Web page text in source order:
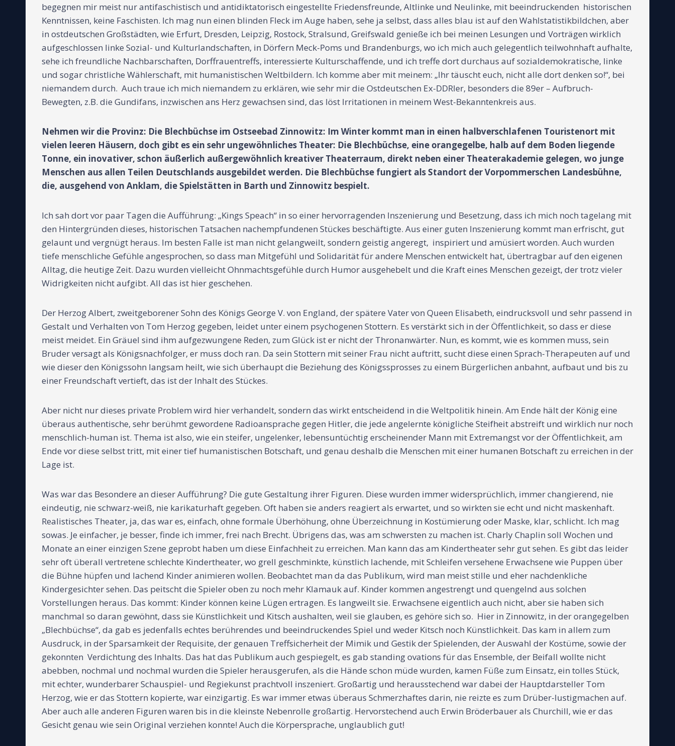
begegnen mir meist nur antifaschistisch und antidiktatorisch eingestellte Friedensfreunde, Altlinke und Neulinke, mit beeindruckenden historischen
Kenntnissen, keine Faschisten. Ich mag nun einen blinden Fleck im Auge haben, sehe ja selbst, dass alles blau ist auf den Wahlstatistikbildchen, aber
in ostdeutschen Großstädten, wie Erfurt, Dresden, Leipzig, Rostock, Stralsund, Greifswald genieße ich bei meinen Lesungen und Vorträgen wirklich
aufgeschlossen linke Sozial- und Kulturlandschaften, in Dörfern Meck-Poms und Brandenburgs, wo ich mich auch gelegentlich teilwohnhaft aufhalte,
sehe ich freundliche Nachbarschaften, Dorffrauentreffs, interessierte Kulturschaffende, und ich treffe dort durchaus auf sozialdemokratische, linke
und sogar christliche Wählerschaft, mit humanistischen Weltbildern. Ich komme aber mit meinem: „Ihr täuscht euch, nicht alle dort denken so!“, bei
niemandem durch. Auch traue ich mich niemandem zu erklären, wie sehr mir die Ostdeutschen Ex-DDRler, besonders die 89er – Aufbruch-
Bewegten, z.B. die Gundifans, inzwischen ans Herz gewachsen sind, das löst Irritationen in meinem West-Bekanntenkreis aus.
Nehmen wir die Provinz: Die Blechbüchse im Ostseebad Zinnowitz: Im Winter kommt man in einen halbverschlafenen Touristenort mit
vielen leeren Häusern, doch gibt es ein sehr ungewöhnliches Theater: Die Blechbüchse, eine orangegelbe, halb auf dem Boden liegende
Tonne, ein inovativer, schon äußerlich außergewöhnlich kreativer Theaterraum, direkt neben einer Theaterakademie gelegen, wo junge
Menschen aus allen Teilen Deutschlands ausgebildet werden. Die Blechbüchse fungiert als Standort der Vorpommerschen Landesbühne,
die, ausgehend von Anklam, die Spielstätten in Barth und Zinnowitz bespielt.
Ich sah dort vor paar Tagen die Aufführung: „Kings Speach“ in so einer hervorragenden Inszenierung und Besetzung, dass ich mich noch tagelang mit
den Hintergründen dieses, historischen Tatsachen nachempfundenen Stückes beschäftigte. Aus einer guten Inszenierung kommt man erfrischt, gut
gelaunt und vergnügt heraus. Im besten Falle ist man nicht gelangweilt, sondern geistig angeregt, inspiriert und amüsiert worden. Auch wurden
tiefe menschliche Gefühle angesprochen, so dass man Mitgefühl und Solidarität für andere Menschen entwickelt hat, übertragbar auf den eigenen
Alltag, die heutige Zeit. Dazu wurden vielleicht Ohnmachtsgefühle durch Humor ausgehebelt und die Kraft eines Menschen gezeigt, der trotz vieler
Widrigkeiten nicht aufgibt. All das ist hier geschehen.
Der Herzog Albert, zweitgeborener Sohn des Königs George V. von England, der spätere Vater von Queen Elisabeth, eindrucksvoll und sehr passend in
Gestalt und Verhalten von Tom Herzog gegeben, leidet unter einem psychogenen Stottern. Es verstärkt sich in der Öffentlichkeit, so dass er diese
meist meidet. Ein Gräuel sind ihm aufgezwungene Reden, zum Glück ist er nicht der Thronanwärter. Nun, es kommt, wie es kommen muss, sein
Bruder versagt als Königsnachfolger, er muss doch ran. Da sein Stottern mit seiner Frau nicht auftritt, sucht diese einen Sprach-Therapeuten auf und
wie dieser den Königssohn langsam heilt, wie sich überhaupt die Beziehung des Königssprosses zu einem Bürgerlichen anbahnt, aufbaut und bis zu
einer Freundschaft vertieft, das ist der Inhalt des Stückes.
Aber nicht nur dieses private Problem wird hier verhandelt, sondern das wirkt entscheidend in die Weltpolitik hinein. Am Ende hält der König eine
überaus authentische, sehr berühmt gewordene Radioansprache gegen Hitler, die jede angelernte königliche Steifheit abstreift und wirklich nur noch
menschlich-human ist. Thema ist also, wie ein steifer, ungelenker, lebensuntüchtig erscheinender Mann mit Extremangst vor der Öffentlichkeit, am
Ende vor diese selbst tritt, mit einer tief humanistischen Botschaft, und genau deshalb die Menschen mit einer humanen Botschaft zu erreichen in der
Lage ist.
Was war das Besondere an dieser Aufführung? Die gute Gestaltung ihrer Figuren. Diese wurden immer widersprüchlich, immer changierend, nie
eindeutig, nie schwarz-weiß, nie karikaturhaft gegeben. Oft haben sie anders reagiert als erwartet, und so wirkten sie echt und nicht maskenhaft.
Realistisches Theater, ja, das war es, einfach, ohne formale Überhöhung, ohne Überzeichnung in Kostümierung oder Maske, klar, schlicht. Ich mag
sowas. Je einfacher, je besser, finde ich immer, frei nach Brecht. Übrigens das, was am schwersten zu machen ist. Charly Chaplin soll Wochen und
Monate an einer einzigen Szene geprobt haben um diese Einfachheit zu erreichen. Man kann das am Kindertheater sehr gut sehen. Es gibt das leider
sehr oft überall vertretene schlechte Kindertheater, wo grell geschminkte, künstlich lachende, mit Schleifen versehene Erwachsene wie Puppen über
die Bühne hüpfen und lachend Kinder animieren wollen. Beobachtet man da das Publikum, wird man meist stille und eher nachdenkliche
Kindergesichter sehen. Das peitscht die Spieler oben zu noch mehr Klamauk auf. Kinder kommen angestrengt und quengelnd aus solchen
Vorstellungen heraus. Das kommt: Kinder können keine Lügen ertragen. Es langweilt sie. Erwachsene eigentlich auch nicht, aber sie haben sich
manchmal so daran gewöhnt, dass sie Künstlichkeit und Kitsch aushalten, weil sie glauben, es gehöre sich so. Hier in Zinnowitz, in der orangegelben
„Blechbüchse“, da gab es jedenfalls echtes berührendes und beeindruckendes Spiel und weder Kitsch noch Künstlichkeit. Das kam in allem zum
Ausdruck, in der Sparsamkeit der Requisite, der genauen Treffsicherheit der Mimik und Gestik der Spielenden, der Auswahl der Kostüme, sowie der
gekonnten Verdichtung des Inhalts. Das hat das Publikum auch gespiegelt, es gab standing ovations für das Ensemble, der Beifall wollte nicht
abebben, nochmal und nochmal wurden die Spieler herausgerufen, als die Hände schon müde wurden, kamen Füße zum Einsatz, ein tolles Stück,
mit echter, wunderbarer Schauspiel- und Regiekunst prachtvoll inszeniert. Großartig und herausstechend war dabei der Hauptdarsteller Tom
Herzog, wie er das Stottern kopierte, war einzigartig. Es war immer etwas überaus Schmerzhaftes darin, nie reizte es zum Drüber-lustigmachen auf.
Aber auch alle anderen Figuren waren bis in die kleinste Nebenrolle großartig. Hervorstechend auch Erwin Bröderbauer als Churchill, wie er das
Gesicht genau wie sein Original verziehen konnte! Auch die Körpersprache, unglaublich gut!